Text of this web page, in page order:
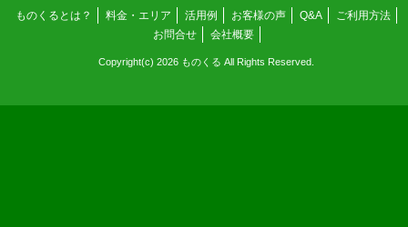
ものくるとは？ 料金・エリア 活用例 お客様の声 Q&A
ご利用方法
お問合せ
会社概要
Copyright(c) 2026 ものくる All Rights Reserved.